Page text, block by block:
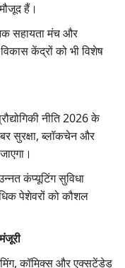
हैं।
सहायता मंच और
केंद्रों को भी विशेष
नीति2026के
सुरक्षा,ब्लॉकचेन और
कंप्यूटिंग सुविधा
पेशेवरों को कौशल
,कॉमिक्स और एक्सटेंडेड